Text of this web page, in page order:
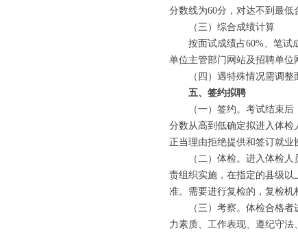
分数线为60分，对达不到最低
（三）综合成绩计算
按面试成绩占60%、笔试成
单位主管部门网站及招聘单位
（四）遇特殊情况需调整面
五、签约拟聘
（一）签约。考试结束后，
分数从高到低确定拟进入体
正当理由拒绝提供和签订就业
（二）体检。进入体检人员
责组织实施，在指定的县级
准。需要进行复检的，复检机
（三）考察。体检合格者进
力素质、工作表现、遵纪守